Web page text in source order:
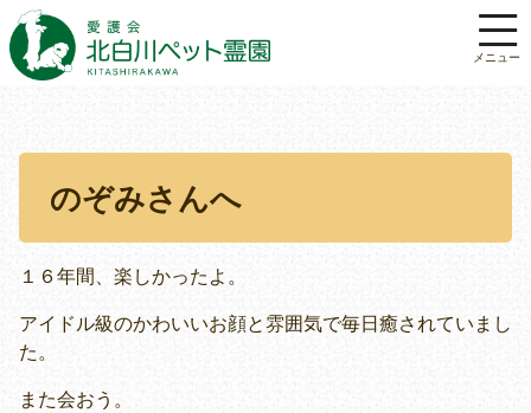
のぞみさんへ
１６年間、楽しかったよ。
アイドル級のかわいいお顔と雰囲気で毎日癒されていまし
た。
また会おう。